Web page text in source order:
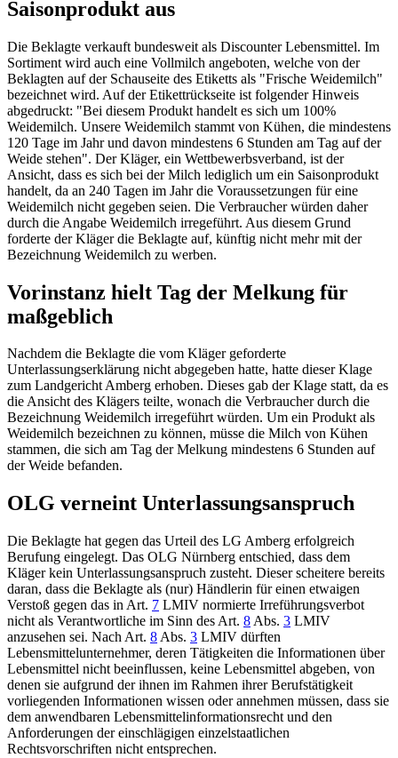
Saisonprodukt aus
Die Beklagte verkauft bundesweit als Discounter Lebensmittel. Im
Sortiment wird auch eine Vollmilch angeboten, welche von der
Beklagten auf der Schauseite des Etiketts als "Frische Weidemilch"
bezeichnet wird. Auf der Etikettrückseite ist folgender Hinweis
abgedruckt: "Bei diesem Produkt handelt es sich um 100%
Weidemilch. Unsere Weidemilch stammt von Kühen, die mindestens
120 Tage im Jahr und davon mindestens 6 Stunden am Tag auf der
Weide stehen". Der Kläger, ein Wettbewerbsverband, ist der
Ansicht, dass es sich bei der Milch lediglich um ein Saisonprodukt
handelt, da an 240 Tagen im Jahr die Voraussetzungen für eine
Weidemilch nicht gegeben seien. Die Verbraucher würden daher
durch die Angabe Weidemilch irregeführt. Aus diesem Grund
forderte der Kläger die Beklagte auf, künftig nicht mehr mit der
Bezeichnung Weidemilch zu werben.
Vorinstanz hielt Tag der Melkung für
maßgeblich
Nachdem die Beklagte die vom Kläger geforderte
Unterlassungserklärung nicht abgegeben hatte, hatte dieser Klage
zum Landgericht Amberg erhoben. Dieses gab der Klage statt, da es
die Ansicht des Klägers teilte, wonach die Verbraucher durch die
Bezeichnung Weidemilch irregeführt würden. Um ein Produkt als
Weidemilch bezeichnen zu können, müsse die Milch von Kühen
stammen, die sich am Tag der Melkung mindestens 6 Stunden auf
der Weide befanden.
OLG verneint Unterlassungsanspruch
Die Beklagte hat gegen das Urteil des LG Amberg erfolgreich
Berufung eingelegt. Das OLG Nürnberg entschied, dass dem
Kläger kein Unterlassungsanspruch zusteht. Dieser scheitere bereits
daran, dass die Beklagte als (nur) Händlerin für einen etwaigen
Verstoß gegen das in Art. 7 LMIV normierte Irreführungsverbot
nicht als Verantwortliche im Sinn des Art. 8 Abs. 3 LMIV
anzusehen sei. Nach Art. 8 Abs. 3 LMIV dürften
Lebensmittelunternehmer, deren Tätigkeiten die Informationen über
Lebensmittel nicht beeinflussen, keine Lebensmittel abgeben, von
denen sie aufgrund der ihnen im Rahmen ihrer Berufstätigkeit
vorliegenden Informationen wissen oder annehmen müssen, dass sie
dem anwendbaren Lebensmittelinformationsrecht und den
Anforderungen der einschlägigen einzelstaatlichen
Rechtsvorschriften nicht entsprechen.